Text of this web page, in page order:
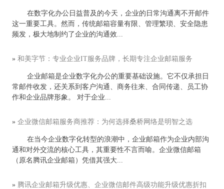
在数字化办公日益普及的今天，企业的日常沟通离不开邮件
这一重要工具。然而，传统邮箱容量有限、管理繁琐、安全隐患
频发，极大地制约了企业的沟通效...
» 和美字节：专业企业IT服务品牌，长期专注企业邮箱服务
企业邮箱是企业数字化办公的重要基础设施。它不仅承担日
常邮件收发，还关系到客户沟通、商务往来、合同传递、员工协
作和企业品牌形象。 对于企业...
» 企业微信邮箱服务商推荐：为何选择桑桥网络是明智之选
在当今企业数字化转型的浪潮中，企业邮箱作为企业内部沟
通和对外交流的核心工具，其重要性不言而喻。企业微信邮箱
（原名腾讯企业邮箱）凭借其强大...
» 腾讯企业邮箱升级优惠、企业微信邮件高级功能升级优惠折扣